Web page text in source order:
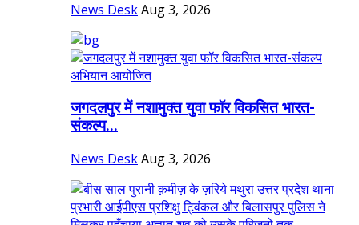
News DeskAug 3, 2026
जगदलपुर में नशामुक्त युवा फॉर विकसित भारत-
संकल्प...
News DeskAug 3, 2026